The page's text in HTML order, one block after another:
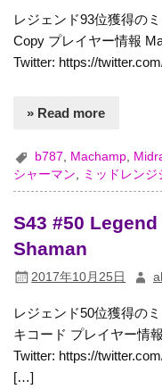
レジェンド93位獲得の
Copy プレイヤー情報
Twitter: https://
» Read more
b787 Machamp
シャーマン, ミッドレンジ
S43 #50
Shaman
2017年10月25日
レジェンド50位獲得の
キコード プレイヤー情報
Twitter: https://
[…]